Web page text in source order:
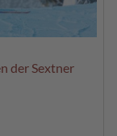
der Sextner